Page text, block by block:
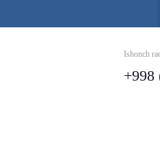
Ishonch
+998